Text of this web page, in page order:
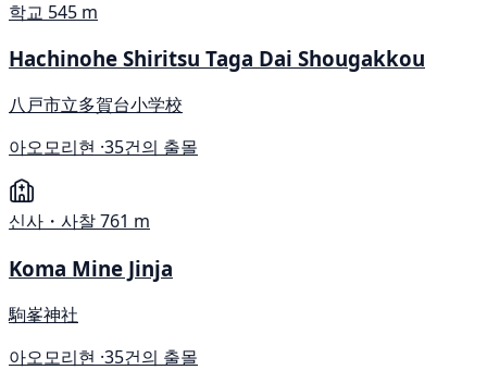
학교 545 m
Hachinohe Shiritsu Taga Dai Shougakkou
八戸市立多賀台小学校
아오모리현 ·35건의 출몰
신사・사찰761 m
Koma Mine Jinja
駒峯神社
아오모리현 ·35건의 출몰